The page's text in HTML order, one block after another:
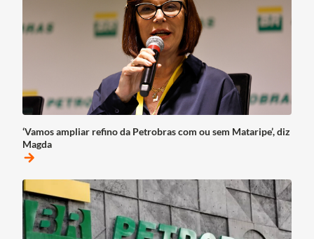
‘Vamos ampliar refino da Petrobras com ou sem Mataripe’, diz
Magda
arrow_forward